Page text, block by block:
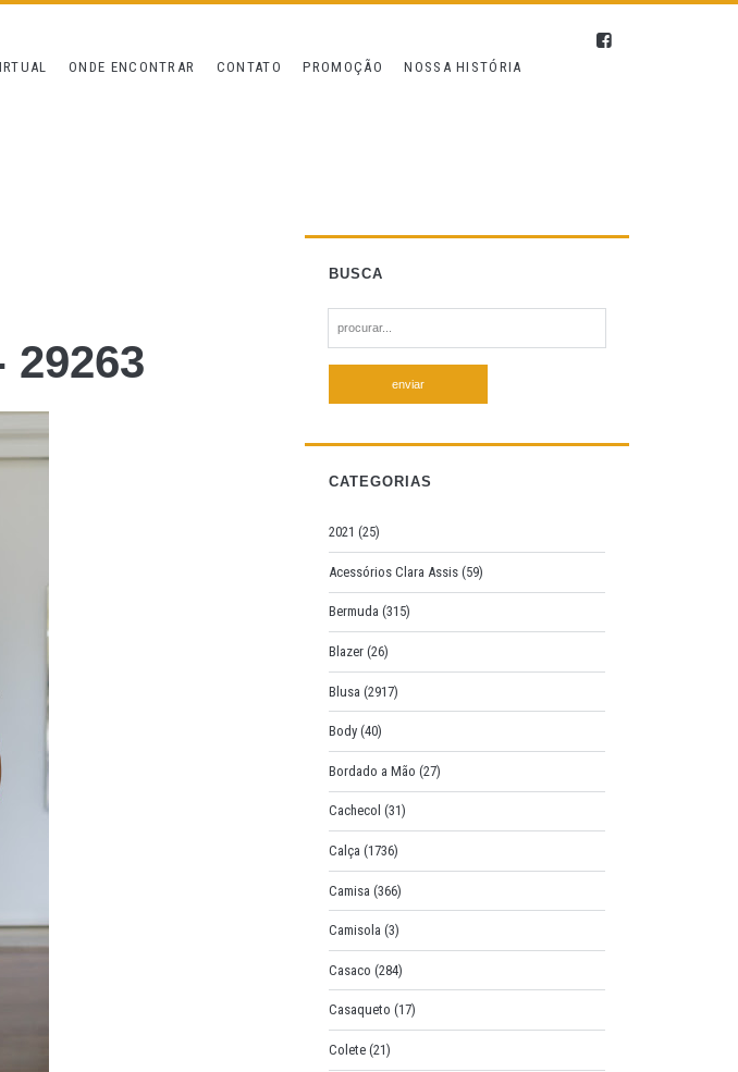
ONDE ENCONTRAR CONTATO PROMOÇÃO NOSSA HISTÓRIA
BUSCA
e
h
f
r
:
CATEGORIAS
2021 (25)
Acessórios Clara Assis (59)
Bermuda (315)
Blazer (26)
Blusa (2917)
Body (40)
Bordado a Mão (27)
Cachecol (31)
Calça (1736)
Camisa (366)
Camisola (3)
Casaco (284)
Casaqueto (17)
Colete (21)